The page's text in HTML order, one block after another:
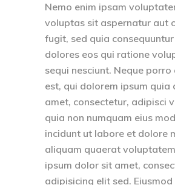
Nemo enim ipsam
voluptas sit aspernatur aut
fugit, sed quia
dolores eos qui ratione
sequi nesciunt. Neque porro
est, qui dolorem ipsum quia
amet, consectetur, adipisci
quia non numquam eius
incidunt ut labore et dolore
aliquam quaerat
ipsum dolor sit amet,
adipisicing elit sed.